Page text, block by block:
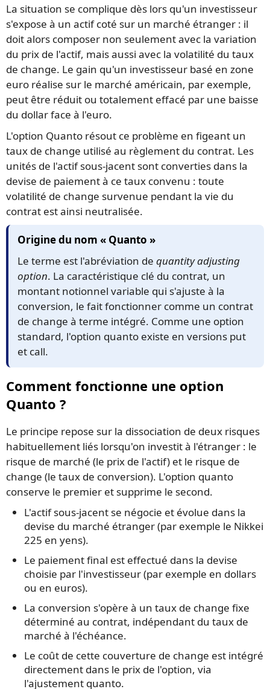
La situation se complique dès lors qu'un investisseur
s'expose à un actif coté sur un marché étranger : il
doit alors composer non seulement avec la variation
du prix de l'actif, mais aussi avec la volatilité du taux
de change. Le gain qu'un investisseur basé en zone
euro réalise sur le marché américain, par exemple,
peut être réduit ou totalement effacé par une baisse
du dollar face à l'euro.
L'option Quanto résout ce problème en figeant un
taux de change utilisé au règlement du contrat. Les
unités de l'actif sous-jacent sont converties dans la
devise de paiement à ce taux convenu : toute
volatilité de change survenue pendant la vie du
contrat est ainsi neutralisée.
Origine du nom « Quanto »
Le terme est l'abréviation de quantity adjusting
option. La caractéristique clé du contrat, un
montant notionnel variable qui s'ajuste à la
conversion, le fait fonctionner comme un contrat
de change à terme intégré. Comme une option
standard, l'option quanto existe en versions put
et call.
Comment fonctionne une option
Quanto ?
Le principe repose sur la dissociation de deux risques
habituellement liés lorsqu'on investit à l'étranger : le
risque de marché (le prix de l'actif) et le risque de
change (le taux de conversion). L'option quanto
conserve le premier et supprime le second.
L'actif sous-jacent se négocie et évolue dans la
devise du marché étranger (par exemple le Nikkei
225 en yens).
Le paiement final est effectué dans la devise
choisie par l'investisseur (par exemple en dollars
ou en euros).
La conversion s'opère à un taux de change fixe
déterminé au contrat, indépendant du taux de
marché à l'échéance.
Le coût de cette couverture de change est intégré
directement dans le prix de l'option, via
l'ajustement quanto.